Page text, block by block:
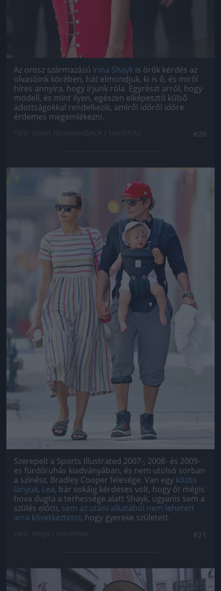
Az orosz származású Irina Shayk is örök kérdés az
olvasóink körében, hát elmondjuk, ki is ő, és miről
híres annyira, hogy írjunk róla. Egyrészt arról, hogy
modell, és mint ilyen, egészen elképesztő külső
adottságokkal rendelkezik, amiről időről időre
érdemes megemlékezni.
Jön még kép!
Szerepelt a Sports Illustrated 2007-, 2008- és 2009-
es fürdőruhás kiadványában, és nem utolsó sorban
a színész, Bradley Cooper felesége. Van egy közös
lányuk, Lea, bár sokáig kérdéses volt, hogy őt mégis
hova dugta a terhessége alatt Shayk, ugyanis sem a
szülés előtti, sem az utáni alkatából nem lehetett
arra következtetni, hogy gyereke született.
Jön még kép!